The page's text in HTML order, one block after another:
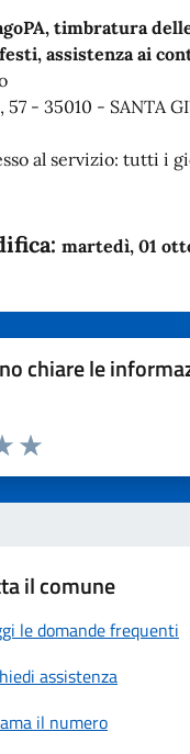
timbratura
assistenza ai
- 35010 - SANTA
al servizio: tutti i
martedì, 01
chiare le
la pagina
Valuta 5 stelle su 5
4 stelle su 5
3 stelle su 5
su 5
su 5
il comune
le domande frequenti
assistenza
il numero